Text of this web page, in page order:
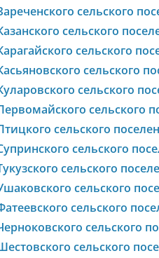
сельского
сельского
сельского
сельского
сельского
сельского
сельского
сельского
сельского
сельского
сельского
сельского
сельского